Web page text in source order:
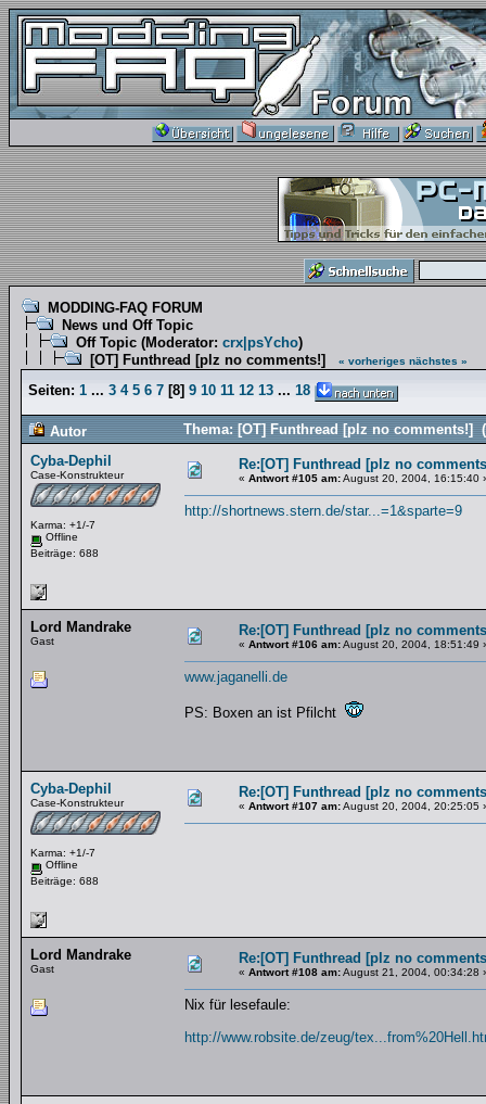
MODDING-FAQ FORUM
News und Off Topic
Off Topic (Moderator: crx|psYcho)
[OT] Funthread [plz no comments!]
« vorheriges nächstes »
Seiten: 1 ... 3 4 5 6 7 [8] 9 10 11 12 13 ... 18
Autor
Thema: [OT] Funthread [plz no comments!]
Cyba-Dephil
Case-Konstrukteur
Karma: +1/-7
Offline
Beiträge: 688
Re:[OT] Funthread [plz no
« Antwort #105 am:August 20, 2004, 16:15:40
http://shortnews.stern.de/star...=1&sparte=9
Lord Mandrake
Gast
Re:[OT] Funthread [plz no
« Antwort #106 am:August 20, 2004, 18:51:49
www.jaganelli.de
PS: Boxen an ist Pfilcht
Cyba-Dephil
Case-Konstrukteur
Karma: +1/-7
Offline
Beiträge: 688
Re:[OT] Funthread [plz no
« Antwort #107 am:August 20, 2004, 20:25:05
Lord Mandrake
Gast
Re:[OT] Funthread [plz no
« Antwort #108 am:August 21, 2004, 00:34:28
Nix für lesefaule:
http://www.robsite.de/zeug/